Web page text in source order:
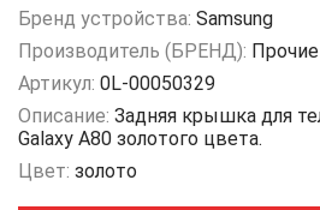
Бренд устройства: Samsung
Производитель (БРЕНД): Прочие
Артикул: 0L-00050329
Описание: Задняя крышка для
Galaxy A80 золотого цвета.
Цвет: золото